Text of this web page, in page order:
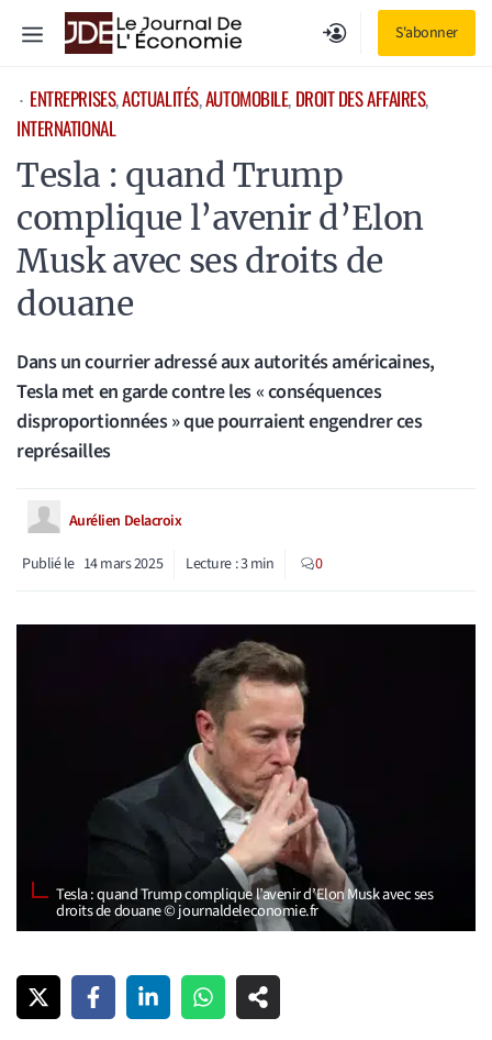
S'abonner
Menu
⋅ ENTREPRISES, ACTUALITÉS, AUTOMOBILE, DROIT DES AFFAIRES,
INTERNATIONAL
Tesla : quand Trump
complique l’avenir d’Elon
Musk avec ses droits de
douane
Dans un courrier adressé aux autorités américaines,
Tesla met en garde contre les « conséquences
disproportionnées » que pourraient engendrer ces
représailles
Aurélien Delacroix
Publié le 14 mars 2025 Lecture :3min 0
Tesla : quand Trump complique l’avenir d’Elon Musk avec ses
droits de douane © journaldeleconomie.fr